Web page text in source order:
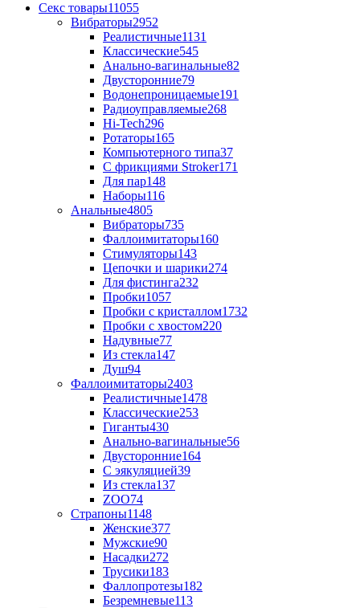
Секс товары11055
Вибраторы2952
Реалистичные1131
Классические545
Анально-вагинальные82
Двусторонние79
Водонепроницаемые191
Радиоуправляемые268
Hi-Tech296
Ротаторы165
Компьютерного типа37
С фрикциями Stroker171
Для пар148
Наборы116
Анальные4805
Вибраторы735
Фаллоимитаторы160
Стимуляторы143
Цепочки и шарики274
Для фистинга232
Пробки1057
Пробки с кристаллом1732
Пробки с хвостом220
Надувные77
Из стекла147
Душ94
Фаллоимитаторы2403
Реалистичные1478
Классические253
Гиганты430
Анально-вагинальные56
Двусторонние164
С эякуляцией39
Из стекла137
ZOO74
Страпоны1148
Женские377
Мужские90
Насадки272
Трусики183
Фаллопротезы182
Безремневые113